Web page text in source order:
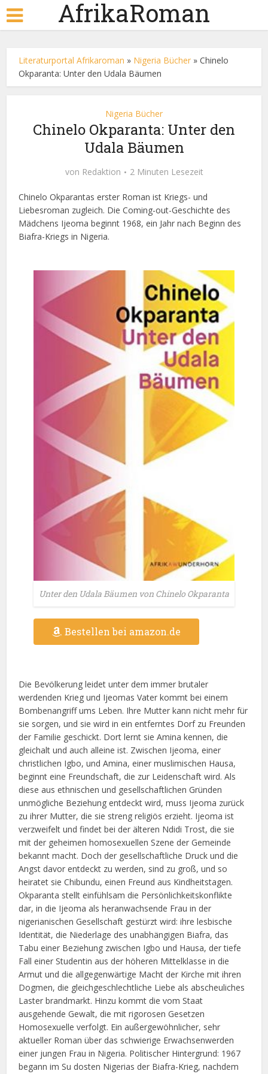
AfrikaRoman
Literaturportal Afrikaroman » Nigeria Bücher »Chinelo
Okparanta: Unter den Udala Bäumen
Nigeria Bücher
Chinelo Okparanta: Unter den
Udala Bäumen
von Redaktion 2 Minuten Lesezeit
Chinelo Okparantas erster Roman ist Kriegs- und
Liebesroman zugleich. Die Coming-out-Geschichte des
Mädchens Ijeoma beginnt 1968, ein Jahr nach Beginn des
Biafra-Kriegs in Nigeria.
Unter den Udala Bäumen von Chinelo Okparanta
Bestellen bei amazon.de
Die Bevölkerung leidet unter dem immer brutaler
werdenden Krieg und Ijeomas Vater kommt bei einem
Bombenangriff ums Leben. Ihre Mutter kann nicht mehr für
sie sorgen, und sie wird in ein entferntes Dorf zu Freunden
der Familie geschickt. Dort lernt sie Amina kennen, die
gleichalt und auch alleine ist. Zwischen Ijeoma, einer
christlichen Igbo, und Amina, einer muslimischen Hausa,
beginnt eine Freundschaft, die zur Leidenschaft wird. Als
diese aus ethnischen und gesellschaftlichen Gründen
unmögliche Beziehung entdeckt wird, muss Ijeoma zurück
zu ihrer Mutter, die sie streng religiös erzieht. Ijeoma ist
verzweifelt und findet bei der älteren Ndidi Trost, die sie
mit der geheimen homosexuellen Szene der Gemeinde
bekannt macht. Doch der gesellschaftliche Druck und die
Angst davor entdeckt zu werden, sind zu groß, und so
heiratet sie Chibundu, einen Freund aus Kindheitstagen.
Okparanta stellt einfühlsam die Persönlichkeitskonflikte
dar, in die Ijeoma als heranwachsende Frau in der
nigerianischen Gesellschaft gestürzt wird: ihre lesbische
Identität, die Niederlage des unabhängigen Biafra, das
Tabu einer Beziehung zwischen Igbo und Hausa, der tiefe
Fall einer Studentin aus der höheren Mittelklasse in die
Armut und die allgegenwärtige Macht der Kirche mit ihren
Dogmen, die gleichgeschlechtliche Liebe als abscheuliches
Laster brandmarkt. Hinzu kommt die vom Staat
ausgehende Gewalt, die mit rigorosen Gesetzen
Homosexuelle verfolgt. Ein außergewöhnlicher, sehr
aktueller Roman über das schwierige Erwachsenwerden
einer jungen Frau in Nigeria. Politischer Hintergrund: 1967
begann im Su dosten Nigerias der Biafra-Krieg, nachdem